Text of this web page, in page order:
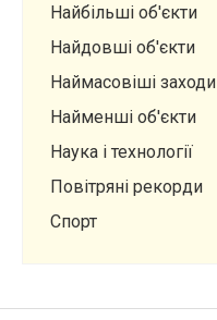
Найбільші об'єкти
Найдовші об'єкти
Наймасовіші заходи
Найменші об'єкти
Наука і технології
Повітряні рекорди
Спорт